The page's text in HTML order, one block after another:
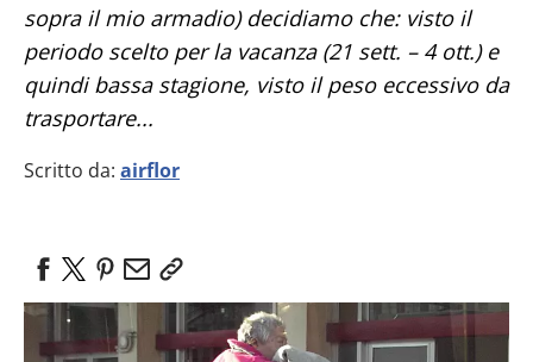
sopra il mio armadio) decidiamo che: visto il
periodo scelto per la vacanza (21 sett. – 4 ott.) e
quindi bassa stagione, visto il peso eccessivo da
trasportare...
Scritto da: airflor